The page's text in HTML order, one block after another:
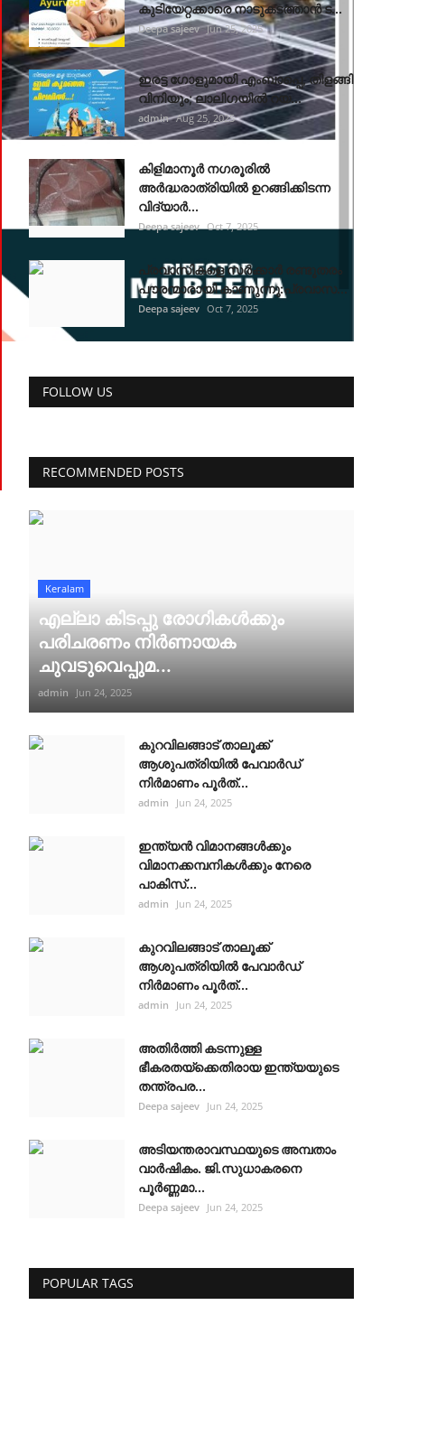
കുടിയേറ്റക്കാരെ നാടുകടത്താൻ ട...
Deepa sajeev Jun 25, 2025
ഇരട്ട ഗോളുമായി എംബാപ്പെ, തിളങ്ങി
വിനിയും; ലാലിഗയില്‍ റയ...
admin Aug 25, 2025
കിളിമാനൂർ നഗരൂരിൽ
അർദ്ധരാത്രിയിൽ ഉറങ്ങിക്കിടന്ന
വിദ്യാർ...
Deepa sajeev Oct 7, 2025
പ്രവാസികളെ സർക്കാർ രണ്ടുതരം
പൗരന്മാരായി കാണുന്നു:പ്രവാസ...
Deepa sajeev Oct 7, 2025
FOLLOW US
RECOMMENDED POSTS
Keralam
എല്ലാ കിടപ്പു രോഗികൾക്കും
പരിചരണം നിർണായക
ചുവടുവെപ്പുമ...
admin Jun 24, 2025
കുറവിലങ്ങാട് താലൂക്ക്
ആശുപത്രിയിൽ പേവാർഡ്
നിർമാണം പൂർത്...
admin Jun 24, 2025
ഇന്ത്യൻ വിമാനങ്ങൾക്കും
വിമാനക്കമ്പനികൾക്കും നേരെ
പാകിസ്...
admin Jun 24, 2025
കുറവിലങ്ങാട് താലൂക്ക്
ആശുപത്രിയിൽ പേവാർഡ്
നിർമാണം പൂർത്...
admin Jun 24, 2025
അതിർത്തി കടന്നുള്ള
ഭീകരതയ്ക്കെതിരായ ഇന്ത്യയുടെ
തന്ത്രപര...
Deepa sajeev Jun 24, 2025
അടിയന്തരാവസ്ഥയുടെ അമ്പതാം
വാർഷികം. ജി.സുധാകരനെ
പൂർണ്ണമാ...
Deepa sajeev Jun 24, 2025
POPULAR TAGS